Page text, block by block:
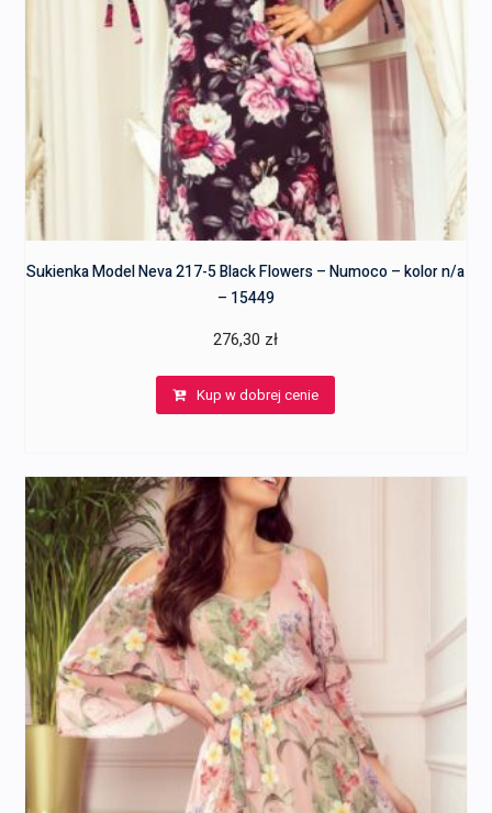
Sukienka Model Neva 217-5 Black Flowers – Numoco – kolor n/a
– 15449
276,30 zł
Kup w dobrej cenie